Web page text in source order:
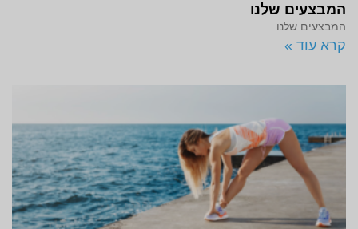
המבצעים שלנו
המבצעים שלנו
קרא עוד »